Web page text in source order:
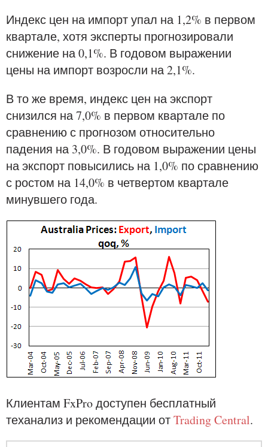
Индекс цен на импорт упал на 1,2% в первом
квартале, хотя эксперты прогнозировали
снижение на 0,1%. В годовом выражении
цены на импорт возросли на 2,1%.
В то же время, индекс цен на экспорт
снизился на 7,0% в первом квартале по
сравнению с прогнозом относительно
падения на 3,0%. В годовом выражении цены
на экспорт повысились на 1,0% по сравнению
с ростом на 14,0% в четвертом квартале
минувшего года.
Клиентам FxPro доступен бесплатный
теханализ и рекомендации отTrading Central.